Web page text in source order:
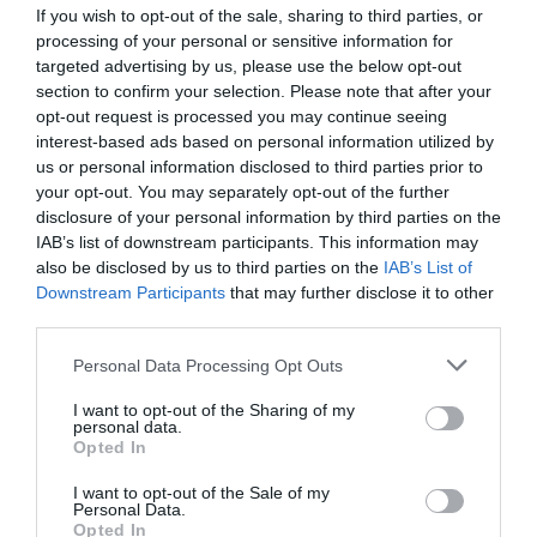
If you wish to opt-out of the sale, sharing to third parties, or
processing of your personal or sensitive information for
targeted advertising by us, please use the below opt-out
section to confirm your selection. Please note that after your
opt-out request is processed you may continue seeing
interest-based ads based on personal information utilized by
us or personal information disclosed to third parties prior to
your opt-out. You may separately opt-out of the further
disclosure of your personal information by third parties on the
IAB’s list of downstream participants. This information may
also be disclosed by us to third parties on the IAB’s List of
Downstream Participants that may further disclose it to other
Personal Data Processing Opt Outs
I want to opt-out of the Sharing of my
personal data.
Opted In
I want to opt-out of the Sale of my
Personal Data.
Opted In
los recintos feriales y algunos de los de más
renombre están reservados para estos días con
tarifas interesantes; el año pasado los cogió con
los meados al vientre: la mitad de los hoteles
estaban forzosamente cerrados, las ocupaciones
no llegaban al 45 %, las tarifas se arrastraban por
tierra, y más de la mitad de los empleados
permanecían en ERTE. En cuanto a los
apartamentos turísticos, la situación no era paso
mejor.
Ferias virtuales no llevan
dinero
En este sentido, la edición 2022 salvará sin duda
las dos primeras razones de ser del Mobile, la